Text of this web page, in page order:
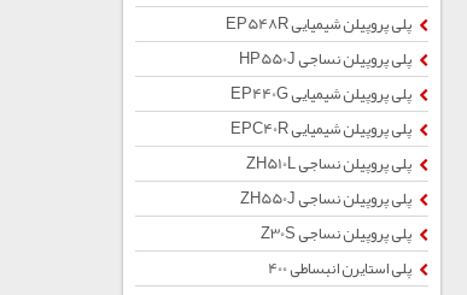
پلی پروپیلن شیمیایی EP548R
پلی پروپیلن نساجی HP550J
پلی پروپیلن شیمیایی EP440G
پلی پروپیلن شیمیایی EPC40R
پلی پروپیلن نساجی ZH510L
پلی پروپیلن نساجی ZH550J
پلی پروپیلن نساجی Z30S
پلی استایرن انبساطی 400